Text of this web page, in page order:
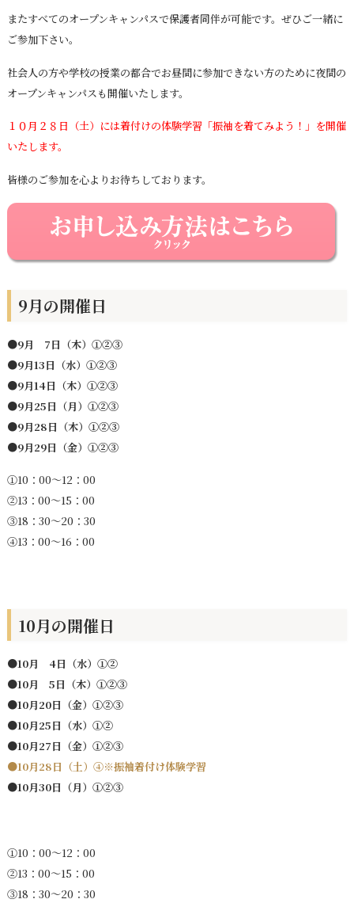
またすべてのオープンキャンパスで保護者同伴が可能です。ぜひご一緒に
ご参加下さい。
社会人の方や学校の授業の都合でお昼間に参加できない方のために夜間の
オープンキャンパスも開催いたします。
１０月２８日（土）には着付けの体験学習「振袖を着てみよう！」を開催
いたします。
皆様のご参加を心よりお待ちしております。
9月の開催日
●9月 7日（木）①②③
●9月13日（水）①②③
●9月14日（木）①②③
●9月25日（月）①②③
●9月28日（木）①②③
●9月29日（金）①②③
①10：00～12：00
②13：00～15：00
③18：30～20：30
④13：00～16：00
10月の開催日
●10月 4日（水）①②
●10月 5日（木）①②③
●10月20日（金）①②③
●10月25日（水）①②
●10月27日（金）①②③
●10月28日（土）④※振袖着付け体験学習
●10月30日（月）①②③
①10：00～12：00
②13：00～15：00
③18：30～20：30